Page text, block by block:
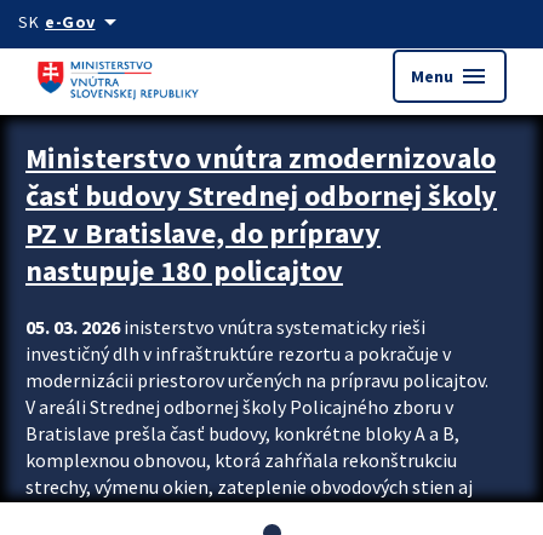
Preskocit na hlavný obsah
SK e-Govarrow_drop_down
Menu menu
Ministerstvo vnútra zmodernizovalo
časť budovy Strednej odbornej školy
PZ v Bratislave, do prípravy
nastupuje 180 policajtov
05. 03. 2026inisterstvo vnútra systematicky rieši
investičný dlh v infraštruktúre rezortu a pokračuje v
modernizácii priestorov určených na prípravu policajtov.
V areáli Strednej odbornej školy Policajného zboru v
Bratislave prešla časť budovy, konkrétne bloky A a B,
komplexnou obnovou, ktorá zahŕňala rekonštrukciu
strechy, výmenu okien, zateplenie obvodových stien aj